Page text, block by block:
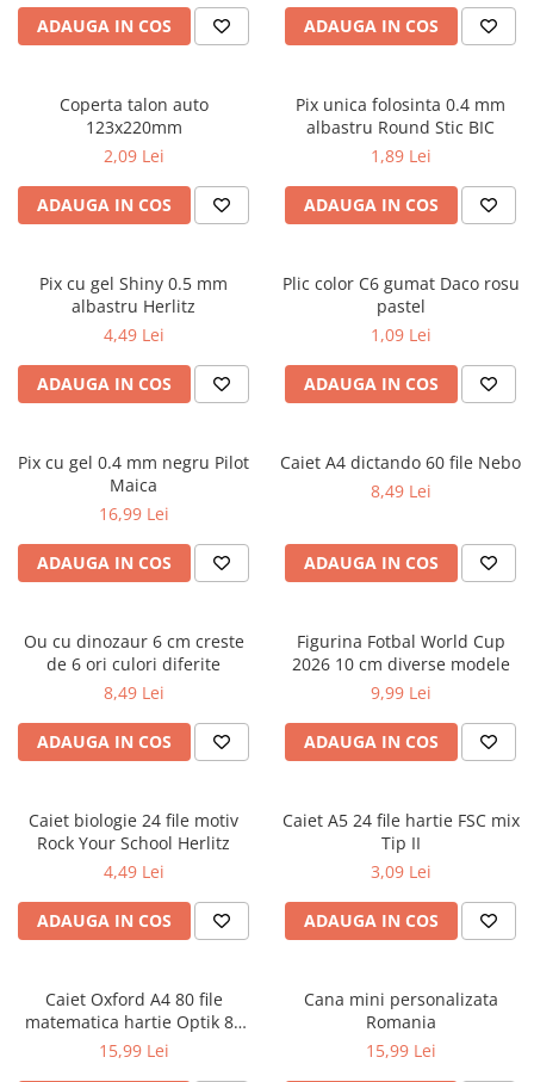
Cutii pentru depozitare
Caiete școlare și hârtie
Caiete matematică
Caiete muzică
Caiete tip I, II și III
Rezerve pentru caiete
Vocabulare
Blocuri de desen școlare
Hârtie pentru lucru manual
Accesorii geometrie și matematică
Raportoare
Truse geometrie
Socotitori și bețisoare pentru
numărat
Ghiozdane școlare
Trollere pentru copii
Penare echipate
Penare neechipate
Penare tip etui
Acuarele și pensule școlare
Acuarele școlare și Tempera
Pahare și palete pictură
Cărți
Cărți pentru copii
ADAUGA IN COS ADAUGA IN COS
Coperta talon auto
123x220mm
2,09 Lei
ADAUGA IN COS
Pix unica folosinta 0.4 mm
albastru Round Stic BIC
1,89 Lei
ADAUGA IN COS
Pix cu gel Shiny 0.5 mm
albastru Herlitz
4,49 Lei
ADAUGA IN COS
Plic color C6 gumat Daco rosu
pastel
1,09 Lei
ADAUGA IN COS
Pix cu gel 0.4 mm negru Pilot
Maica
16,99 Lei
ADAUGA IN COS
Caiet A4 dictando 60 file Nebo
8,49 Lei
ADAUGA IN COS
Ou cu dinozaur 6 cm creste
de 6 ori culori diferite
8,49 Lei
ADAUGA IN COS
Figurina Fotbal World Cup
2026 10 cm diverse modele
9,99 Lei
ADAUGA IN COS
Caiet biologie 24 file motiv
Rock Your School Herlitz
4,49 Lei
ADAUGA IN COS
Caiet A5 24 file hartie FSC mix
Tip II
3,09 Lei
ADAUGA IN COS
Caiet Oxford A4 80 file
matematica hartie Optik 80
g/mp motiv Teenager
15,99 Lei
Cana mini personalizata
Romania
15,99 Lei